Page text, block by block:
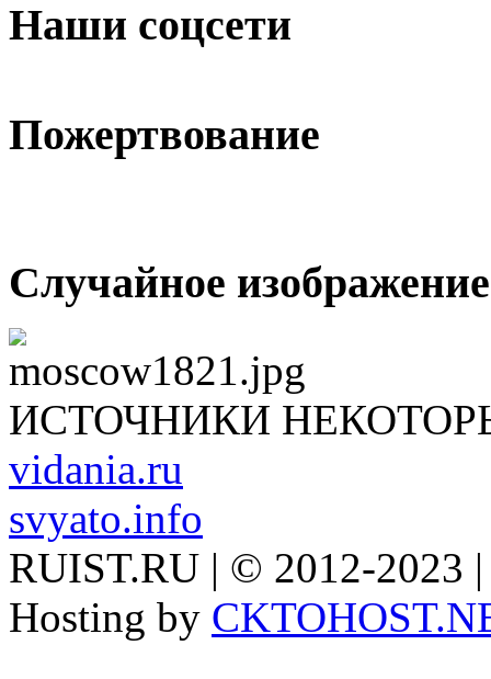
Наши соцсети
Пожертвование
Случайное изображение
ИСТОЧНИКИ
vidania.ru
svyato.info
RUIST.RU | © 2012-2023
Hosting by